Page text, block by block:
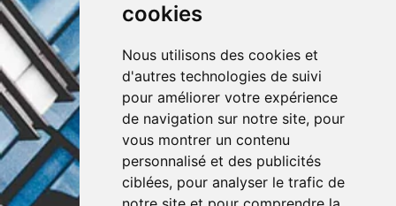
cookies
Nous utilisons des cookies et
d'autres technologies de suivi
pour améliorer votre expérience
de navigation sur notre site, pour
vous montrer un contenu
personnalisé et des publicités
ciblées, pour analyser le trafic de
Avenue Pasteur 6, 1300 Wavre
info@cefim.be
BCE 0562.870.808